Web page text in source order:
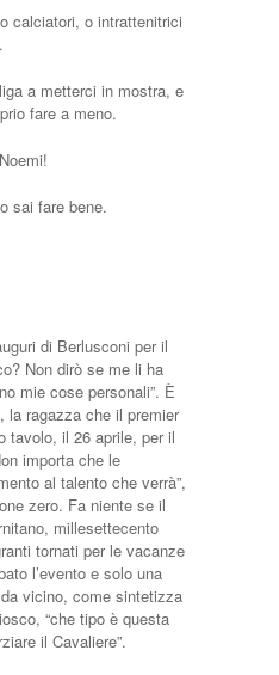
calciatori, o intrattenitrici
a metterci in mostra, e
fare a meno.
sai fare bene.
di Berlusconi per il
Non dirò se me li ha
mie cose personali”. È
la ragazza che il premier
tavolo, il 26 aprile, per il
importa che le
al talento che verrà”,
zero. Fa niente se il
millesettecento
tornati per le vacanze
l’evento e solo una
vicino, come sintetizza
“che tipo è questa
il Cavaliere”.